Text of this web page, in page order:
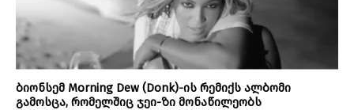
ბიონსემ Morning Dew (Donk)-ის რემიქს ალბომი
გამოსცა, რომელშიც ჯეი-ზი მონაწილეობს